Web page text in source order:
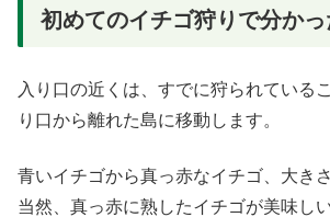
初めてのイチゴ狩りで分かっ
入り口の近くは、すでに狩られている
り口から離れた島に移動します。
青いイチゴから真っ赤なイチゴ、大き
当然、真っ赤に熟したイチゴが美味し